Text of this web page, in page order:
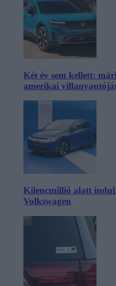
Két év sem kellett:
amerikai
Kilencmillió alatt indul
Volkswagen